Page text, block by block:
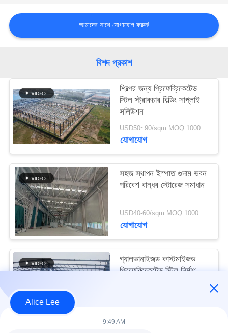
সাথে
যোগাযোগ
খবর
মামলা
সাইট
ম্যাপ
গোপনীয়তা
নীতি
আমাদের সাথে যোগাযোগ করুন!
বিশদ প্রকাশ
শিল্পের জন্য প্রিফেব্রিকেটেড
স্টিল স্ট্রাকচার বিল্ডিং সাপ্লাই
সলিউশন
USD50~90/sqm MOQ:1000 বর্গমিটার
যোগাযোগ
সহজ স্থাপন ইস্পাত গুদাম ভবন
পরিবেশ বান্ধব স্টোরেজ সমাধান
USD40-60/sqm MOQ:1000 বর্গমিটার
যোগাযোগ
গ্যালভানাইজড কাস্টমাইজড
প্রিফেব্রিকেটেড স্টিল নির্মাণ
Alice Lee
9:49 AM